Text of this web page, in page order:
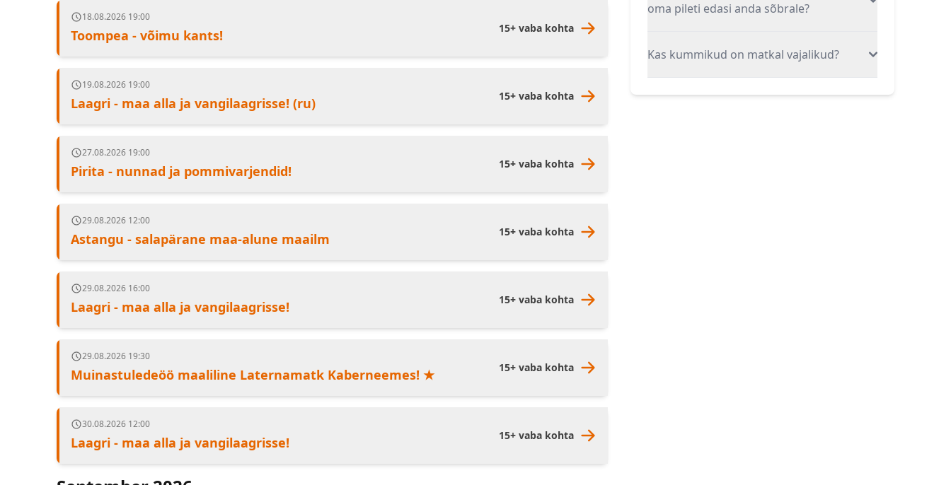
18.08.2026 19:00
Toompea - võimu kants! 15+ vaba kohta
19.08.2026 19:00
Laagri - maa alla ja vangilaagrisse! (ru) 15+ vaba kohta
27.08.2026 19:00
Pirita - nunnad ja pommivarjendid! 15+ vaba kohta
29.08.2026 12:00
Astangu - salapärane maa-alune maailm 15+ vaba kohta
29.08.2026 16:00
Laagri - maa alla ja vangilaagrisse! 15+ vaba kohta
29.08.2026 19:30
Muinastuledeöö maaliline Laternamatk Kaberneemes! ★ 15+ vaba kohta
30.08.2026 12:00
Laagri - maa alla ja vangilaagrisse! 15+ vaba kohta
oma pileti edasi anda sõbrale?
Kas kummikud on matkal vajalikud?